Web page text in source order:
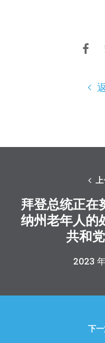
拜登总统正在
纳州老年人的
共和
2023
下